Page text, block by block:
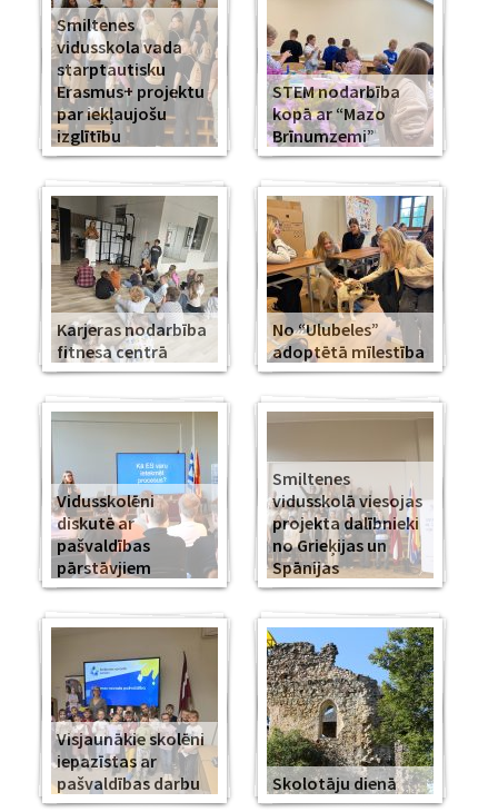
Smiltenes
vidusskola vada
starptautisku
Erasmus+ projektu
par iekļaujošu
izglītību
STEM nodarbība
kopā ar “Mazo
Brīnumzemi”
Karjeras nodarbība
fitnesa centrā
No “Ulubeles”
adoptētā mīlestība
Vidusskolēni
diskutē ar
pašvaldības
pārstāvjiem
Smiltenes
vidusskolā viesojas
projekta dalībnieki
no Grieķijas un
Spānijas
Visjaunākie skolēni
iepazīstas ar
pašvaldības darbu
Skolotāju dienā